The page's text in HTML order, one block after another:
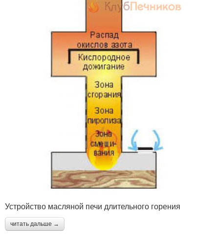
Устройство масляной печи длительного горения
читать дальше →